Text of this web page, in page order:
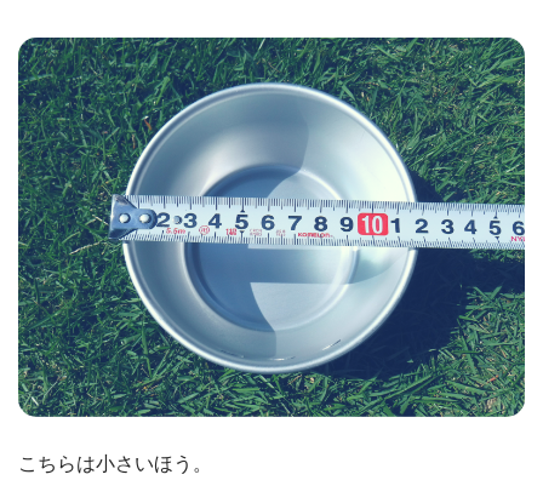
こちらは小さいほう。